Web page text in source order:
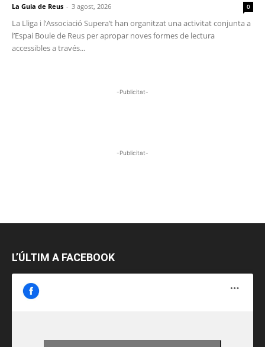
La Guia de Reus - 3 agost, 2026 0
La Lliga i l’Associació Supera’t han organitzat una activitat conjunta a
l’Espai Boule de Reus per apropar noves formes de lectura
accessibles a través...
-Publicitat-
-Publicitat-
L’ÚLTIM A FACEBOOK